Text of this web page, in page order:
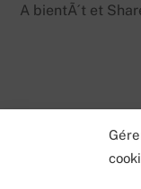
A bientÃ´t et